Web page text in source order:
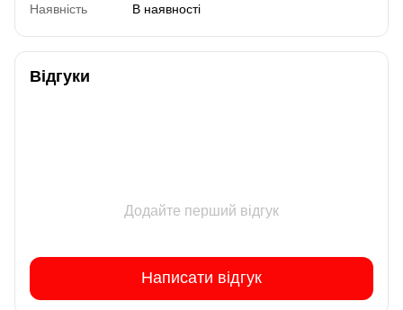
Наявність
В наявності
Відгуки
Додайте перший відгук
Написати відгук